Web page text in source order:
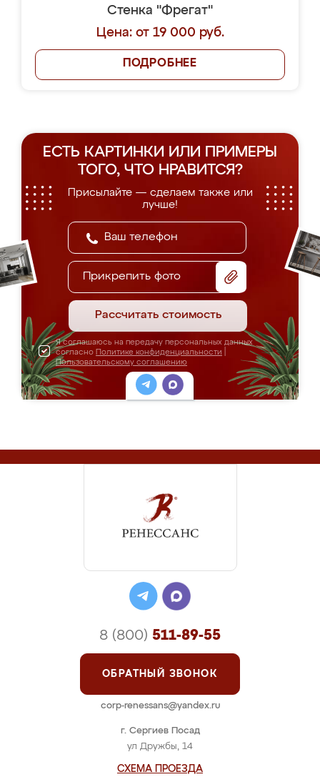
Стенка "Фрегат"
Цена: от 19 000 руб.
ПОДРОБНЕЕ
ЕСТЬ КАРТИНКИ ИЛИ ПРИМЕРЫ
ТОГО, ЧТО НРАВИТСЯ?
Присылайте — сделаем также или
лучше!
Прикрепить фото
Рассчитать стоимость
Я соглашаюсь на передачу персональных данных
согласно Политике конфиденциальности
Пользовательскому соглашению
г. Сергиев Посад
ул Дружбы, 14
СХЕМА ПРОЕЗДА
8 (800) 511-89-55
ОБРАТНЫЙ ЗВОНОК
corp-renessans@yandex.ru